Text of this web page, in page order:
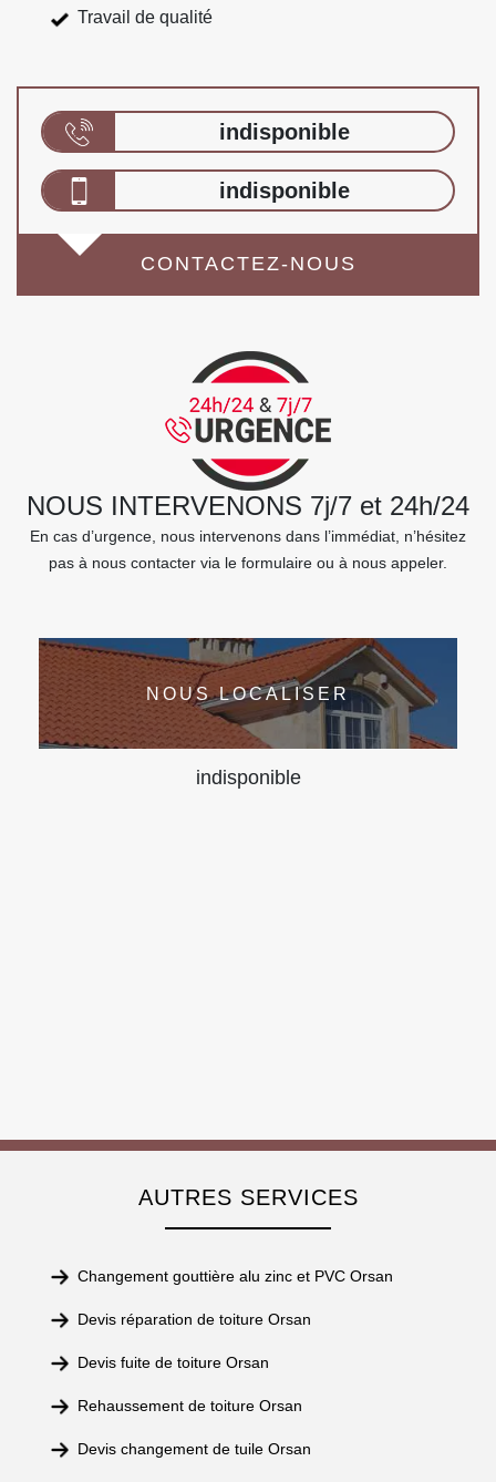
Travail de qualité
indisponible
indisponible
CONTACTEZ-NOUS
NOUS INTERVENONS 7j/7 et 24h/24
En cas d’urgence, nous intervenons dans l’immédiat, n’hésitez
pas à nous contacter via le formulaire ou à nous appeler.
NOUS LOCALISER
indisponible
AUTRES SERVICES
Changement gouttière alu zinc et PVC Orsan
Devis réparation de toiture Orsan
Devis fuite de toiture Orsan
Rehaussement de toiture Orsan
Devis changement de tuile Orsan